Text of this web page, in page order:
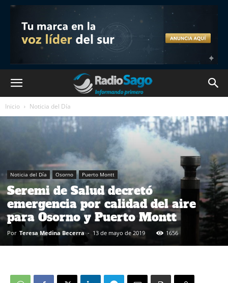
Inicio Noticia del Día
Noticia del Día Osorno Puerto Montt
Seremi de Salud decretó
emergencia por calidad del aire
para Osorno y Puerto Montt
Por Teresa Medina Becerra - 13 de mayo de 2019 1656